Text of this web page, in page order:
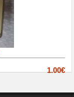
1.00€